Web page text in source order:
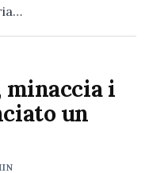
minaccia i
un